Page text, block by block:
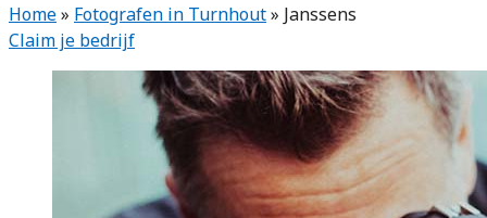
Home» Fotografen in Turnhout» Janssens
Claim je bedrijf